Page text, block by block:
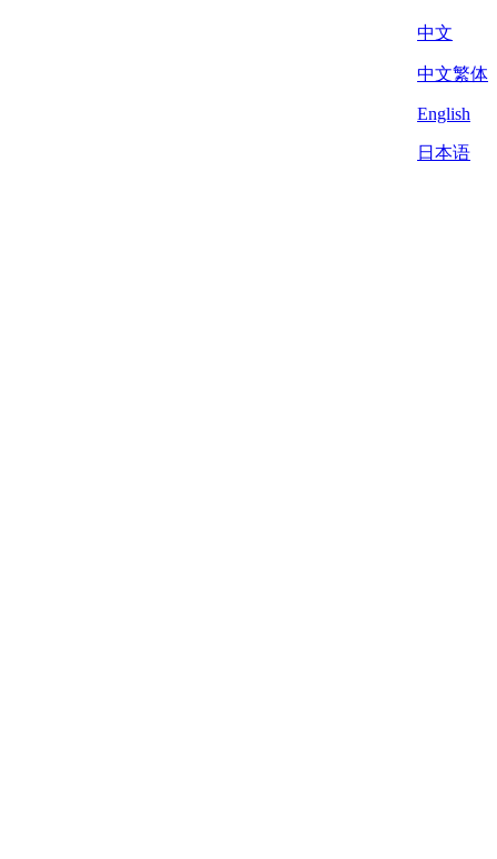
中文
中文繁体
English
日本语